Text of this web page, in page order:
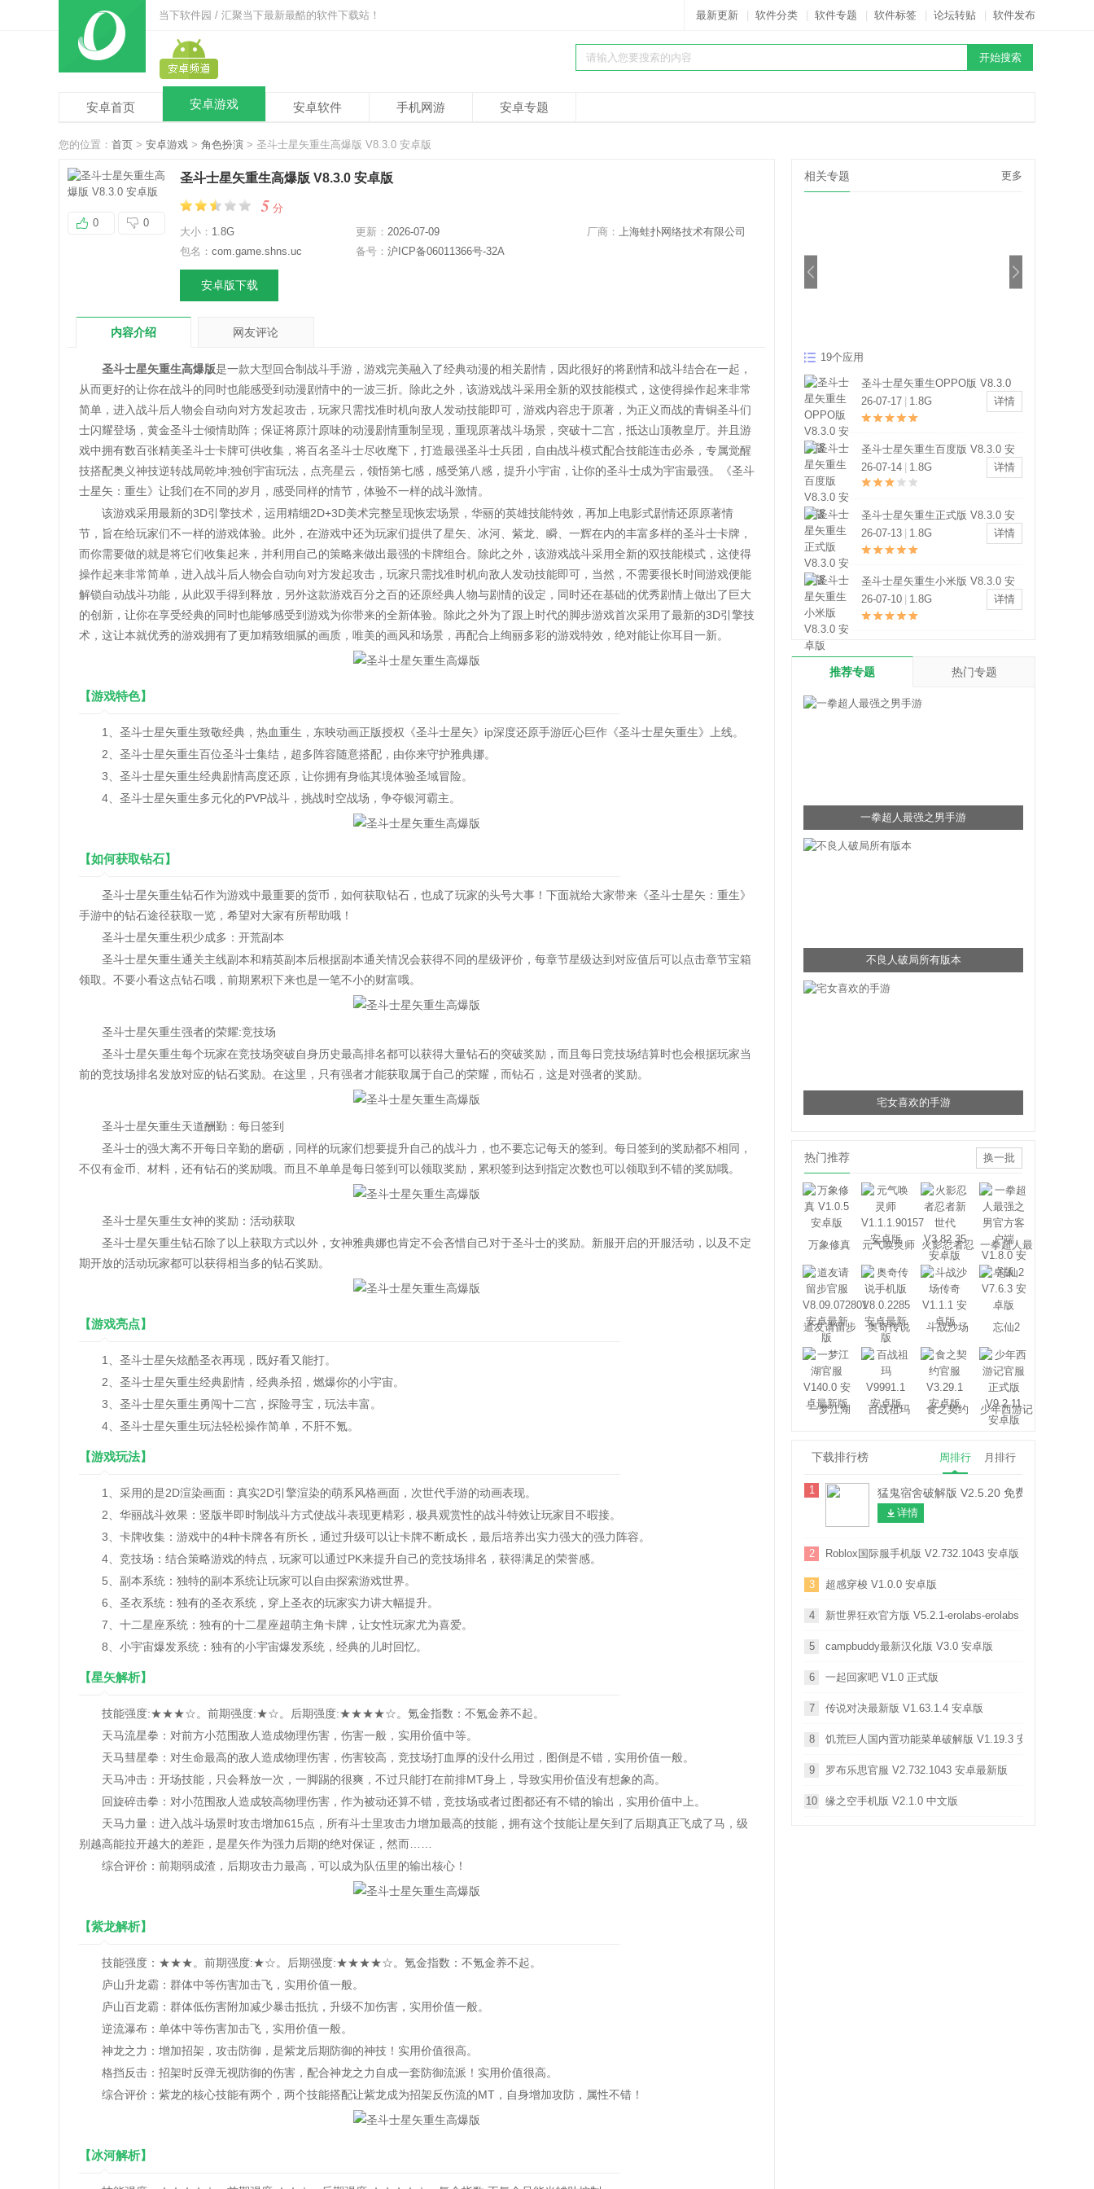
当下软件园 / 汇聚当下最新最酷的软件下载站！ 最新更新 软件分类 软件专题 软件标签 论坛转贴 软件发布
安卓首页 安卓游戏 安卓软件 手机网游 安卓专题
您的位置： 首页 > 安卓游戏 > 角色扮演 > 圣斗士星矢重生高爆版 V8.3.0 安卓版
0 0
圣斗士星矢重生高爆版 V8.3.0 安卓版
5 分
大小： 1.8G 更新： 2026-07-09 厂商： 上海蛙扑网络技术有限公司
包名： com.game.shns.uc 备号： 沪ICP备06011366号-32A
安卓版下载
内容介绍 网友评论
圣斗士星矢重生高爆版是一款大型回合制战斗手游，游戏完美融入了经典动漫的相关剧情，因此很好的将剧情和战斗结合在一起，
从而更好的让你在战斗的同时也能感受到动漫剧情中的一波三折。除此之外，该游戏战斗采用全新的双技能模式，这使得操作起来非常
简单，进入战斗后人物会自动向对方发起攻击，玩家只需找准时机向敌人发动技能即可，游戏内容忠于原著，为正义而战的青铜圣斗们
士闪耀登场，黄金圣斗士倾情助阵；保证将原汁原味的动漫剧情重制呈现，重现原著战斗场景，突破十二宫，抵达山顶教皇厅。并且游
戏中拥有数百张精美圣斗士卡牌可供收集，将百名圣斗士尽收麾下，打造最强圣斗士兵团，自由战斗模式配合技能连击必杀，专属觉醒
技搭配奥义神技逆转战局乾坤;独创宇宙玩法，点亮星云，领悟第七感，感受第八感，提升小宇宙，让你的圣斗士成为宇宙最强。《圣斗
士星矢：重生》让我们在不同的岁月，感受同样的情节，体验不一样的战斗激情。
该游戏采用最新的3D引擎技术，运用精细2D+3D美术完整呈现恢宏场景，华丽的英雄技能特效，再加上电影式剧情还原原著情
节，旨在给玩家们不一样的游戏体验。此外，在游戏中还为玩家们提供了星矢、冰河、紫龙、瞬、一辉在内的丰富多样的圣斗士卡牌，
而你需要做的就是将它们收集起来，并利用自己的策略来做出最强的卡牌组合。除此之外，该游戏战斗采用全新的双技能模式，这使得
操作起来非常简单，进入战斗后人物会自动向对方发起攻击，玩家只需找准时机向敌人发动技能即可，当然，不需要很长时间游戏便能
解锁自动战斗功能，从此双手得到释放，另外这款游戏百分之百的还原经典人物与剧情的设定，同时还在基础的优秀剧情上做出了巨大
的创新，让你在享受经典的同时也能够感受到游戏为你带来的全新体验。除此之外为了跟上时代的脚步游戏首次采用了最新的3D引擎技
术，这让本就优秀的游戏拥有了更加精致细腻的画质，唯美的画风和场景，再配合上绚丽多彩的游戏特效，绝对能让你耳目一新。
【游戏特色】
1、圣斗士星矢重生致敬经典，热血重生，东映动画正版授权《圣斗士星矢》ip深度还原手游匠心巨作《圣斗士星矢重生》上线。
2、圣斗士星矢重生百位圣斗士集结，超多阵容随意搭配，由你来守护雅典娜。
3、圣斗士星矢重生经典剧情高度还原，让你拥有身临其境体验圣域冒险。
4、圣斗士星矢重生多元化的PVP战斗，挑战时空战场，争夺银河霸主。
【如何获取钻石】
圣斗士星矢重生钻石作为游戏中最重要的货币，如何获取钻石，也成了玩家的头号大事！下面就给大家带来《圣斗士星矢：重生》
手游中的钻石途径获取一览，希望对大家有所帮助哦！
圣斗士星矢重生积少成多：开荒副本
圣斗士星矢重生通关主线副本和精英副本后根据副本通关情况会获得不同的星级评价，每章节星级达到对应值后可以点击章节宝箱
领取。不要小看这点钻石哦，前期累积下来也是一笔不小的财富哦。
圣斗士星矢重生强者的荣耀:竞技场
圣斗士星矢重生每个玩家在竞技场突破自身历史最高排名都可以获得大量钻石的突破奖励，而且每日竞技场结算时也会根据玩家当
前的竞技场排名发放对应的钻石奖励。在这里，只有强者才能获取属于自己的荣耀，而钻石，这是对强者的奖励。
圣斗士星矢重生天道酬勤：每日签到
圣斗士的强大离不开每日辛勤的磨砺，同样的玩家们想要提升自己的战斗力，也不要忘记每天的签到。每日签到的奖励都不相同，
不仅有金币、材料，还有钻石的奖励哦。而且不单单是每日签到可以领取奖励，累积签到达到指定次数也可以领取到不错的奖励哦。
圣斗士星矢重生女神的奖励：活动获取
圣斗士星矢重生钻石除了以上获取方式以外，女神雅典娜也肯定不会吝惜自己对于圣斗士的奖励。新服开启的开服活动，以及不定
期开放的活动玩家都可以获得相当多的钻石奖励。
【游戏亮点】
1、圣斗士星矢炫酷圣衣再现，既好看又能打。
2、圣斗士星矢重生经典剧情，经典杀招，燃爆你的小宇宙。
3、圣斗士星矢重生勇闯十二宫，探险寻宝，玩法丰富。
4、圣斗士星矢重生玩法轻松操作简单，不肝不氪。
【游戏玩法】
1、采用的是2D渲染画面：真实2D引擎渲染的萌系风格画面，次世代手游的动画表现。
2、华丽战斗效果：竖版半即时制战斗方式使战斗表现更精彩，极具观赏性的战斗特效让玩家目不暇接。
3、卡牌收集：游戏中的4种卡牌各有所长，通过升级可以让卡牌不断成长，最后培养出实力强大的强力阵容。
4、竞技场：结合策略游戏的特点，玩家可以通过PK来提升自己的竞技场排名，获得满足的荣誉感。
5、副本系统：独特的副本系统让玩家可以自由探索游戏世界。
6、圣衣系统：独有的圣衣系统，穿上圣衣的玩家实力讲大幅提升。
7、十二星座系统：独有的十二星座超萌主角卡牌，让女性玩家尤为喜爱。
8、小宇宙爆发系统：独有的小宇宙爆发系统，经典的儿时回忆。
【星矢解析】
技能强度:★★★☆。前期强度:★☆。后期强度:★★★★☆。氪金指数：不氪金养不起。
天马流星拳：对前方小范围敌人造成物理伤害，伤害一般，实用价值中等。
天马彗星拳：对生命最高的敌人造成物理伤害，伤害较高，竞技场打血厚的没什么用过，图倒是不错，实用价值一般。
天马冲击：开场技能，只会释放一次，一脚踢的很爽，不过只能打在前排MT身上，导致实用价值没有想象的高。
回旋碎击拳：对小范围敌人造成较高物理伤害，作为被动还算不错，竞技场或者过图都还有不错的输出，实用价值中上。
天马力量：进入战斗场景时攻击增加615点，所有斗士里攻击力增加最高的技能，拥有这个技能让星矢到了后期真正飞成了马，级
别越高能拉开越大的差距，是星矢作为强力后期的绝对保证，然而……
综合评价：前期弱成渣，后期攻击力最高，可以成为队伍里的输出核心！
【紫龙解析】
技能强度：★★★。前期强度:★☆。后期强度:★★★★☆。氪金指数：不氪金养不起。
庐山升龙霸：群体中等伤害加击飞，实用价值一般。
庐山百龙霸：群体低伤害附加减少暴击抵抗，升级不加伤害，实用价值一般。
逆流瀑布：单体中等伤害加击飞，实用价值一般。
神龙之力：增加招架，攻击防御，是紫龙后期防御的神技！实用价值很高。
格挡反击：招架时反弹无视防御的伤害，配合神龙之力自成一套防御流派！实用价值很高。
综合评价：紫龙的核心技能有两个，两个技能搭配让紫龙成为招架反伤流的MT，自身增加攻防，属性不错！
【冰河解析】
相关专题 更多
19个应用
圣斗士星矢重生OPPO版 V8.3.0
安卓版
26-07-17 1.8G 详情
圣斗士星矢重生百度版 V8.3.0 安
卓版
26-07-14 1.8G 详情
圣斗士星矢重生正式版 V8.3.0 安
卓版
26-07-13 1.8G 详情
圣斗士星矢重生小米版 V8.3.0 安
卓版
26-07-10 1.8G 详情
推荐专题 热门专题
一拳超人最强之男手游
不良人破局所有版本
宅女喜欢的手游
热门推荐 换一批
万象修真 元气唤灵师 火影忍者忍
者新世代
一拳超人最
强之男
道友请留步 奥奇传说 斗战沙场 忘仙2
一梦江湖 百战祖玛 食之契约 少年西游记
下载排行榜 周排行 月排行
1 猛鬼宿舍破解版 V2.5.20 免费版
详情
2 Roblox国际服手机版 V2.732.1043 安卓版
3 超感穿梭 V1.0.0 安卓版
4 新世界狂欢官方版 V5.2.1-erolabs-erolabs 安卓版
5 campbuddy最新汉化版 V3.0 安卓版
6 一起回家吧 V1.0 正式版
7 传说对决最新版 V1.63.1.4 安卓版
8 饥荒巨人国内置功能菜单破解版 V1.19.3 安卓版
9 罗布乐思官服 V2.732.1043 安卓最新版
10 缘之空手机版 V2.1.0 中文版